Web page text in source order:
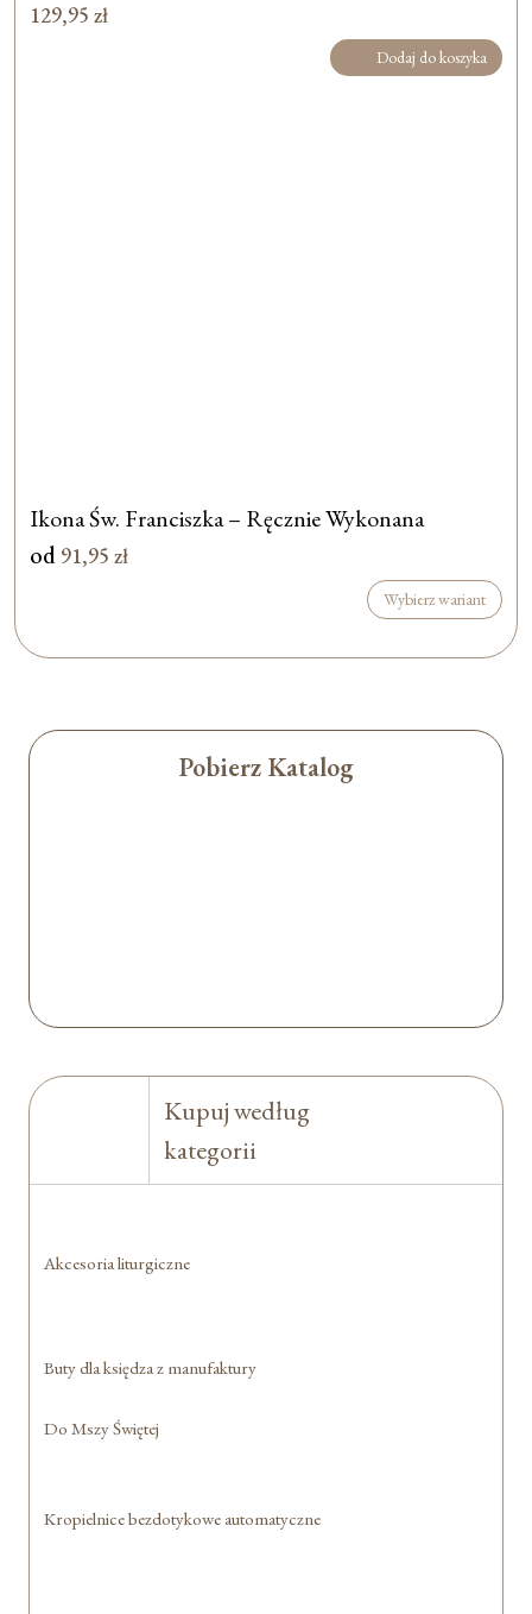
129,95 zł
Dodaj do koszyka
Ikona Św. Franciszka – Ręcznie Wykonana
od 91,95 zł
Wybierz wariant
Pobierz Katalog
Kupuj według
kategorii
Akcesoria liturgiczne
Buty dla księdza z manufaktury
Do Mszy Świętej
Kropielnice bezdotykowe automatyczne